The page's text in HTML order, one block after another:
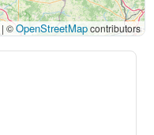
| ©OpenStreetMapcontributors